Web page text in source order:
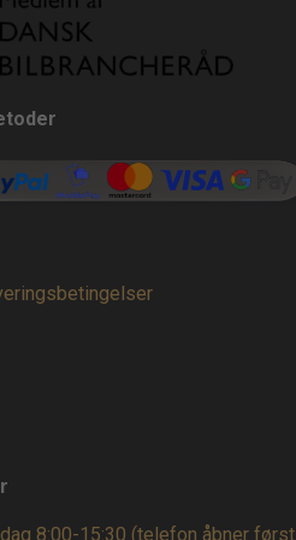
8:00-15:30 (telefon åbner først